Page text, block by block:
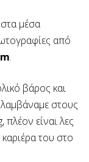
μέσα
από
.
βάρος και
στους
είναι λες
του στο